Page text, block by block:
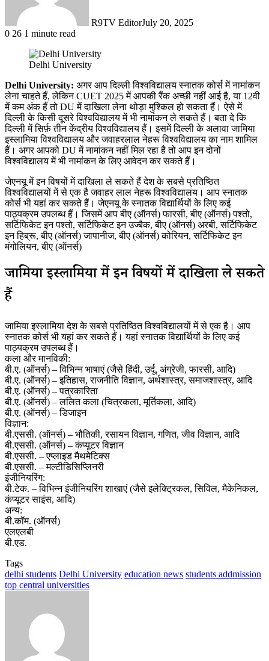
R9TV EditorJuly 20, 2025
0 26 1 minute read
Delhi University
Delhi University: अगर आप दिल्ली विश्वविद्यालय स्नातक कोर्स में नामांकन
लेना चाहते हैं, लेकिन CUET 2025 में आपकी रैंक अच्छी नहीं आई है, या 12वी
में कम अंक हैं तो DU में दाखिला लेना थोड़ा मुश्किल हो सकता हैं। ऐसे में
दिल्ली के किसी दूसरे विश्वविद्यालय में भी नामांकन ले सकते हैं। बता दे कि
दिल्ली में सिर्फ़ तीन केंद्रीय विश्वविद्यालय हैं। इसमें दिल्ली के अलावा जामिया
इस्लामिया विश्वविद्यालय और जवाहरलाल नेहरू विश्वविद्यालय का नाम शामिल
हैं। अगर आपको DU में नामांकन नहीं मिल रहा है तो आप इन दोनों
विश्वविद्यालय में भी नामांकन के लिए आवेदन कर सकते हैं।
जेएनयू में इन विषयों में दाखिला ले सकते हैं देश के सबसे प्रतिष्ठित
विश्वविद्यालयों में से एक है जवाहर लाल नेहरू विश्वविद्यालय। आप स्नातक
कोर्स भी यहां कर सकते हैं। जेएनयू के स्नातक विद्यार्थियों के लिए कई
पाठ्यक्रम उपलब्ध हैं। जिसमें आप बीए (ऑनर्स) फारसी, बीए (ऑनर्स) पश्तो,
सर्टिफिकेट इन पश्तो, सर्टिफिकेट इन उज्बैक, बीए (ऑनर्स) अरबी, सर्टिफिकेट
इन हिब्रू, बीए (ऑनर्स) जापानीज, बीए (ऑनर्स) कोरियन, सर्टिफिकेट इन
मंगोलियन, बीए (ऑनर्स)
जामिया इस्लामिया में इन विषयों में दाखिला ले सकते
हैं
जामिया इस्लामिया देश के सबसे प्रतिष्ठित विश्वविद्यालयों में से एक है। आप
स्नातक कोर्स भी यहां कर सकते हैं। यहां स्नातक विद्यार्थियों के लिए कई
पाठ्यक्रम उपलब्ध हैं।
कला और मानविकी:
बी.ए. (ऑनर्स) – विभिन्न भाषाएं (जैसे हिंदी, उर्दू, अंग्रेजी, फारसी, आदि)
बी.ए. (ऑनर्स) – इतिहास, राजनीति विज्ञान, अर्थशास्त्र, समाजशास्त्र, आदि
बी.ए. (ऑनर्स) – पत्रकारिता
बी.ए. (ऑनर्स) – ललित कला (चित्रकला, मूर्तिकला, आदि)
बी.ए. (ऑनर्स) – डिजाइन
विज्ञान:
बी.एससी. (ऑनर्स) – भौतिकी, रसायन विज्ञान, गणित, जीव विज्ञान, आदि
बी.एससी. (ऑनर्स) – कंप्यूटर विज्ञान
बी.एससी. – एप्लाइड मैथमेटिक्स
बी.एससी. – मल्टीडिसिप्लिनरी
इंजीनियरिंग:
बी.टेक. – विभिन्न इंजीनियरिंग शाखाएं (जैसे इलेक्ट्रिकल, सिविल, मैकेनिकल,
कंप्यूटर साइंस, आदि)
अन्य:
बी.कॉम. (ऑनर्स)
एलएलबी
बी.एड.
Tags
delhi students Delhi University education news students addmission
top central universities